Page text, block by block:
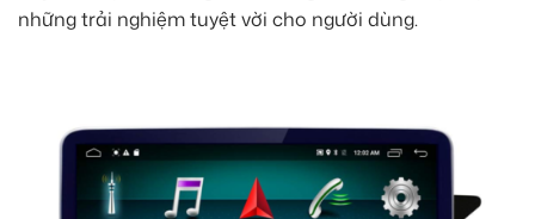
những trải nghiệm tuyệt vời cho người dùng.